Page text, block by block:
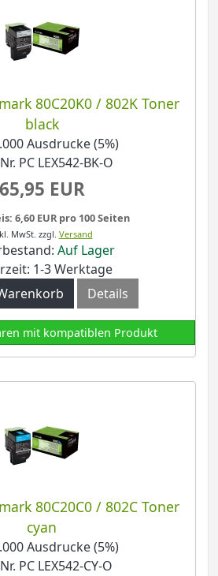
80C20K0 / 802K Toner
black
Ausdrucke (5%)
PC LEX542-BK-O
65,95 EUR
6,60 EUR pro 100 Seiten
MwSt. zzgl. Versand
Auf Lager
1-3 Werktage
Details
mit kompatiblen Produkt
80C20C0 / 802C Toner
cyan
Ausdrucke (5%)
PC LEX542-CY-O